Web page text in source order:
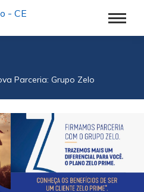
Parceria: Grupo Zelo